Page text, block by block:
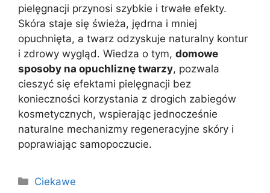
pielęgnacji przynosi szybkie i trwałe efekty.
Skóra staje się świeża, jędrna i mniej
opuchnięta, a twarz odzyskuje naturalny kontur
i zdrowy wygląd. Wiedza o tym, domowe
sposoby na opuchliznę twarzy, pozwala
cieszyć się efektami pielęgnacji bez
konieczności korzystania z drogich zabiegów
kosmetycznych, wspierając jednocześnie
naturalne mechanizmy regeneracyjne skóry i
poprawiając samopoczucie.
Kategorie
Ciekawe